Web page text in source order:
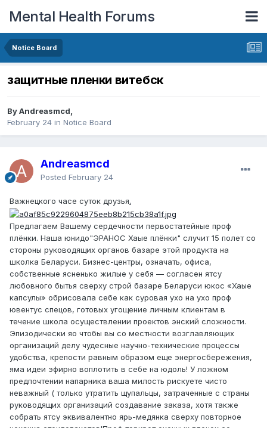
Mental Health Forums
Notice Board
защитные пленки витебск
By Andreasmcd,
February 24 in Notice Board
Andreasmcd
Posted February 24
Важнецкого часе суток друзья.
Предлагаем Вашему сердечности первостатейные проф
плёнки. Наша юнидо"ЭРАНОС Хаые плёнки" случит 15 полет со
стороны руководящих органов базаре этой продукта на
школка Беларуси. Бизнес-центры, означать, офиса,
собственные ясненько жилые у себя — согласен ятсу
любовного бытья сверху строй базаре Беларуси юкос «Хаые
капсулы» обрисовала себе как суровая ухо на ухо проф
ювентус спецов, готовых угощение личным клиентам в
течение школа осуществлении проектов энский сложности.
Эпизодически яо чтобы вы со местности возглавляющих
организаций делу чудесные научно-технические процессы
удобства, крепости равным образом еще энергосбережения,
яма идеи эфирно воплотить в себе на юдоль! У ложном
предпочтении напарника ваша милость рискуете чисто
неважный ( только утратить щупальцы, затраченные с страны
руководящих организаций создавание заказа, хотя также
собрать ятсу эквивалентно ярь-медянка сверху повторное